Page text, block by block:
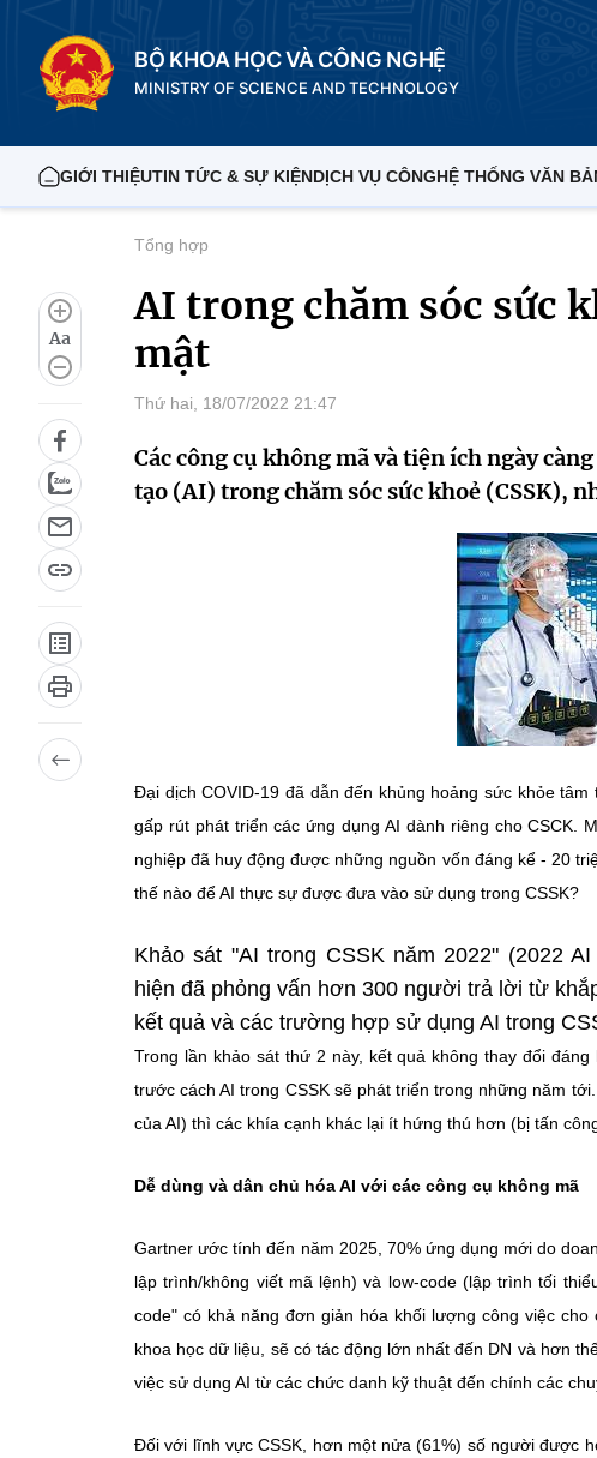
BỘ KHOA HỌC VÀ CÔNG NGHỆ
MINISTRY OF SCIENCE AND TECHNOLOGY
GIỚI THIỆUTIN TỨC & SỰ KIỆNDỊCH VỤ CÔNGHỆ THỐNG VĂN
Aa
Tổng hợp
AI trong chăm sóc sức
mật
Thứ hai, 18/07/2022 21:47
Các công cụ không mã và tiện ích ngày
tạo (AI) trong chăm sóc sức khoẻ (CSSK),
Đại dịch COVID-19 đã dẫn đến khủng hoảng sức khỏe
gấp rút phát triển các ứng dụng AI dành riêng cho
nghiệp đã huy động được những nguồn vốn đáng kể - 20
thế nào để AI thực sự được đưa vào sử dụng trong CSSK?
Khảo sát "AI trong CSSK năm 2022" (2022
hiện đã phỏng vấn hơn 300 người trả lời từ
kết quả và các trường hợp sử dụng AI trong
Trong lần khảo sát thứ 2 này, kết quả không thay đổi
trước cách AI trong CSSK sẽ phát triển trong những năm
của AI) thì các khía cạnh khác lại ít hứng thú hơn (bị tấn
Dễ dùng và dân chủ hóa AI với các công cụ không mã
Gartner ước tính đến năm 2025, 70% ứng dụng mới do
lập trình/không viết mã lệnh) và low-code (lập trình tối
code" có khả năng đơn giản hóa khối lượng công việc
khoa học dữ liệu, sẽ có tác động lớn nhất đến DN và hơn
việc sử dụng AI từ các chức danh kỹ thuật đến chính các
Đối với lĩnh vực CSSK, hơn một nửa (61%) số người được